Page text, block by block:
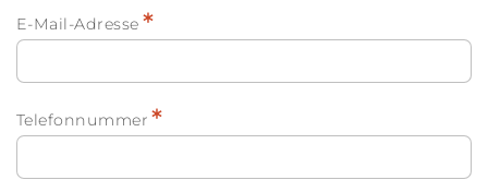
E-Mail-Adresse *
Telefonnummer *